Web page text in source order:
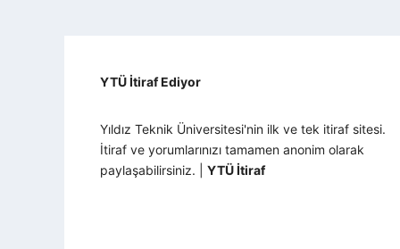
YTÜ İtiraf Ediyor
Yıldız Teknik Üniversitesi'nin ilk ve tek itiraf sitesi.
İtiraf ve yorumlarınızı tamamen anonim olarak
paylaşabilirsiniz. | YTÜ İtiraf